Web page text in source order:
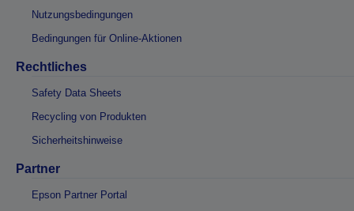
Nutzungsbedingungen
Bedingungen für Online-Aktionen
Rechtliches
Safety Data Sheets
Recycling von Produkten
Sicherheitshinweise
Partner
Epson Partner Portal